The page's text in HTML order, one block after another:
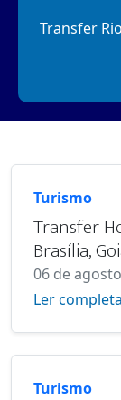
Transfer
Turismo
Transfer
Brasília,
06 de
Ler completa
Turismo